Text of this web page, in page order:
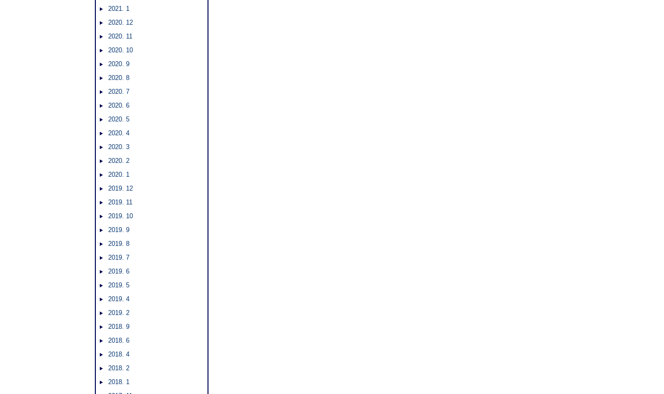
2021. 1
2020. 12
2020. 11
2020. 10
2020. 9
2020. 8
2020. 7
2020. 6
2020. 5
2020. 4
2020. 3
2020. 2
2020. 1
2019. 12
2019. 11
2019. 10
2019. 9
2019. 8
2019. 7
2019. 6
2019. 5
2019. 4
2019. 2
2018. 9
2018. 6
2018. 4
2018. 2
2018. 1